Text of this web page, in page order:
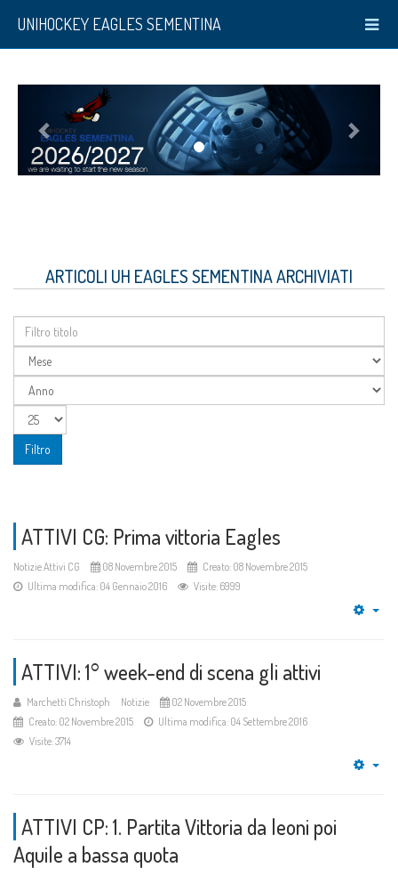
UNIHOCKEY EAGLES SEMENTINA
ARTICOLI UH EAGLES SEMENTINA ARCHIVIATI
Filtro
titolo
Filtro
ATTIVI CG: Prima vittoria Eagles
Notizie Attivi CG 08 Novembre 2015
Creato: 08 Novembre 2015
Ultima modifica: 04 Gennaio 2016
Visite: 6999
ATTIVI: 1° week-end di scena gli attivi
Marchetti Christoph Notizie
02 Novembre 2015
Creato: 02 Novembre 2015
Ultima modifica: 04 Settembre 2016
Visite: 3714
ATTIVI CP: 1. Partita Vittoria da leoni poi
Aquile a bassa quota